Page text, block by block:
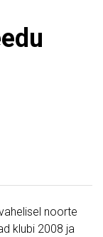
noorte
klubi 2008 ja